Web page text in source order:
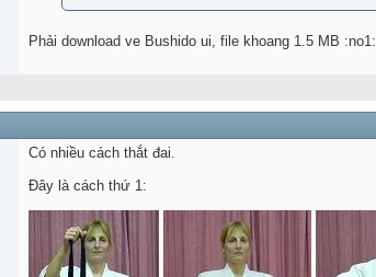
Phải download ve Bushido ui, file khoang 1.5 MB :no1:
Có nhiều cách thắt đai.
Đây là cách thứ 1: